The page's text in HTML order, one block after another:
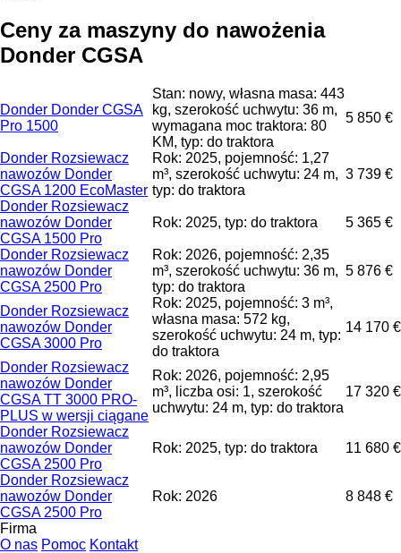
Ceny za maszyny do nawożenia
Donder CGSA
Donder Donder CGSA
Pro 1500
Stan: nowy, własna masa: 443
kg, szerokość uchwytu: 36 m,
wymagana moc traktora: 80
KM, typ: do traktora
5 850 €
Donder Rozsiewacz
nawozów Donder
CGSA 1200 EcoMaster
Rok: 2025, pojemność: 1,27
m³, szerokość uchwytu: 24 m,
typ: do traktora
3 739 €
Donder Rozsiewacz
nawozów Donder
CGSA 1500 Pro
Rok: 2025, typ: do traktora 5 365 €
Donder Rozsiewacz
nawozów Donder
CGSA 2500 Pro
Rok: 2026, pojemność: 2,35
m³, szerokość uchwytu: 36 m,
typ: do traktora
5 876 €
Donder Rozsiewacz
nawozów Donder
CGSA 3000 Pro
Rok: 2025, pojemność: 3 m³,
własna masa: 572 kg,
szerokość uchwytu: 24 m, typ:
do traktora
14 170 €
Donder Rozsiewacz
nawozów Donder
CGSA TT 3000 PRO-
PLUS w wersji ciągane
Rok: 2026, pojemność: 2,95
m³, liczba osi: 1, szerokość
uchwytu: 24 m, typ: do traktora
17 320 €
Donder Rozsiewacz
nawozów Donder
CGSA 2500 Pro
Rok: 2025, typ: do traktora 11 680 €
Donder Rozsiewacz
nawozów Donder
CGSA 2500 Pro
Rok: 2026 8 848 €
Firma
O nas Pomoc Kontakt